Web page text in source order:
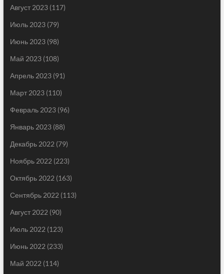
Август 2023(117)
Июль 2023(79)
Июнь 2023(98)
Май 2023(108)
Апрель 2023(91)
Март 2023(110)
Февраль 2023(96)
Январь 2023(88)
Декабрь 2022 (79)
Ноябрь 2022 (223)
Октябрь 2022 (163)
Сентябрь 2022 (113)
Август 2022 (90)
Июль 2022 (123)
Июнь 2022 (233)
Май 2022 (114)